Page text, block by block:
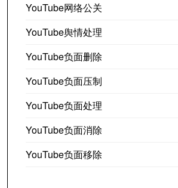
YouTube网络公关
YouTube舆情处理
YouTube负面删除
YouTube负面压制
YouTube负面处理
YouTube负面消除
YouTube负面移除